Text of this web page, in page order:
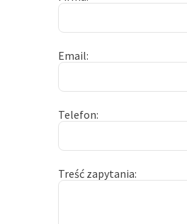
Email
Telefon
Treść zapytania